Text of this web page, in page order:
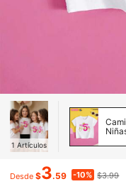
1 Artículos
Desde $3.59 -10% $3.99